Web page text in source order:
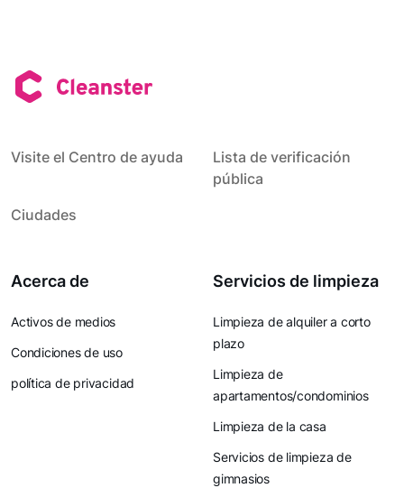
Visite el Centro de ayuda
Lista de verificación
pública
Ciudades
Acerca de
Activos de medios
Condiciones de uso
política de privacidad
Servicios de limpieza
Limpieza de alquiler a corto
plazo
Limpieza de
apartamentos/condominios
Limpieza de la casa
Servicios de limpieza de
gimnasios